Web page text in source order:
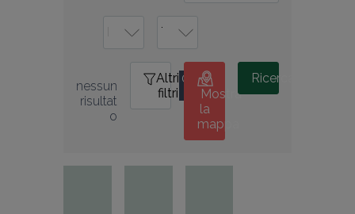
nessun
risultat
o
Altri
filtri
0
Mostra
la
mappa
Ricerca